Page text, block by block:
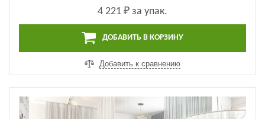
4 221 ₽ за упак.
ДОБАВИТЬ В КОРЗИНУ
Добавить к сравнению